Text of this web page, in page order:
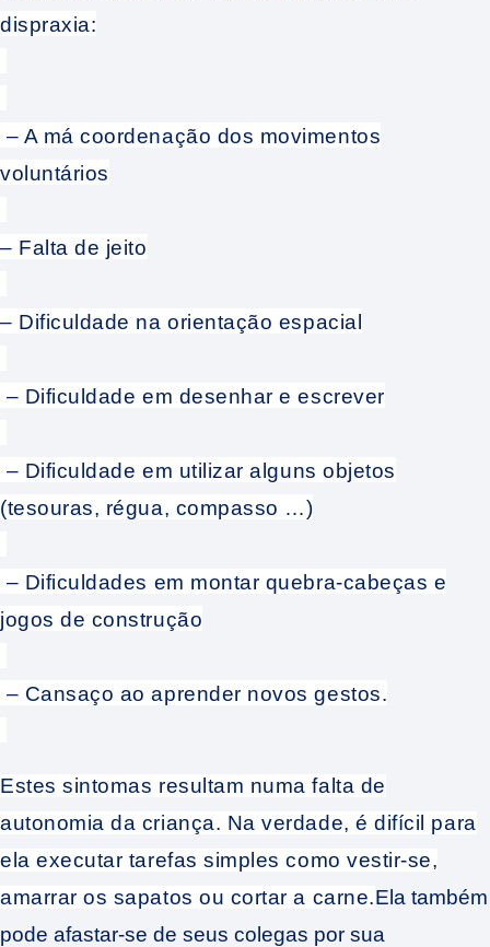
dispraxia:
– A má coordenação dos movimentos
voluntários
– Falta de jeito
– Dificuldade na orientação espacial
– Dificuldade em desenhar e escrever
– Dificuldade em utilizar alguns objetos
(tesouras, régua, compasso …)
– Dificuldades em montar quebra-cabeças e
jogos de construção
– Cansaço ao aprender novos gestos.
Estes sintomas resultam numa falta de
autonomia da criança. Na verdade, é difícil para
ela executar tarefas simples como vestir-se,
amarrar os sapatos ou cortar a carne.Ela também
pode afastar-se de seus colegas por sua